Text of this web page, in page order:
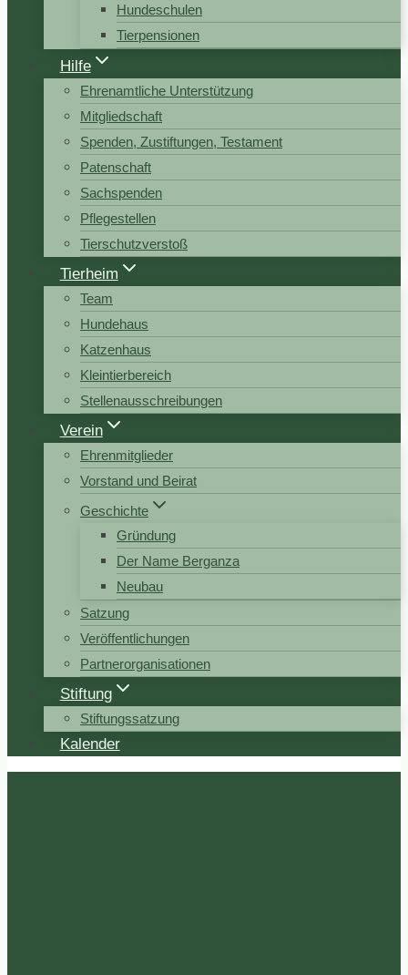
Hundeschulen
Tierpensionen
Hilfe
Ehrenamtliche Unterstützung
Mitgliedschaft
Spenden, Zustiftungen, Testament
Patenschaft
Sachspenden
Pflegestellen
Tierschutzverstoß
Tierheim
Team
Hundehaus
Katzenhaus
Kleintierbereich
Stellenausschreibungen
Verein
Ehrenmitglieder
Vorstand und Beirat
Geschichte
Gründung
Der Name Berganza
Neubau
Satzung
Veröffentlichungen
Partnerorganisationen
Stiftung
Stiftungssatzung
Kalender